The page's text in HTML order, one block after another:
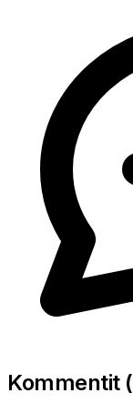
Kommentit (